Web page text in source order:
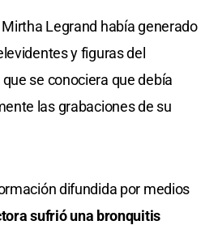
Legrand había generado
y figuras del
se conociera que debía
las grabaciones de su
difundida por medios
sufrió una bronquitis